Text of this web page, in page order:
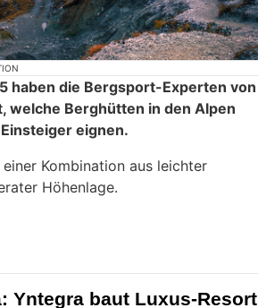
haben die Bergsport-Experten von
welche Berghütten in den Alpen
eignen.
Kombination aus leichter
Höhenlage.
Yntegra baut Luxus-Resort